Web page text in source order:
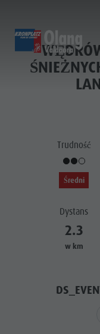
HOME
Lust auf Abenteuer
Voglia di avventura
Spirit of Adventure
Trudność
Średni
Dystans
2.3
w km